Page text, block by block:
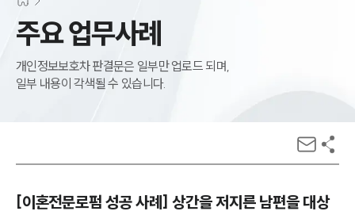
주요 업무사례
개인정보보호차 판결문은 일부만 업로드 되며,
일부 내용이 각색될 수 있습니다.
[이혼전문로펌 성공 사례] 상간을 저지른 남편을 대상